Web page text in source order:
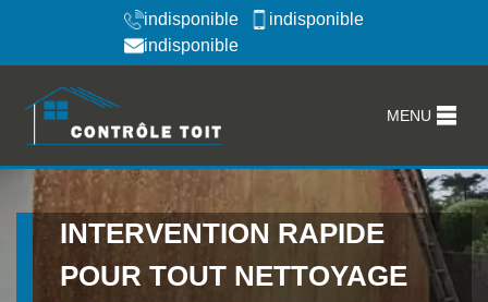
indisponible
indisponible
indisponible
MENU
INTERVENTION RAPIDE
POUR TOUT NETTOYAGE